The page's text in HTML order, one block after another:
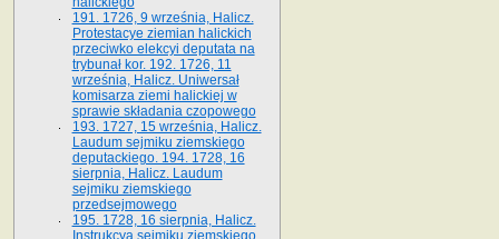
191. 1726, 9 września, Halicz.
Protestacye ziemian halickich
przeciwko elekcyi deputata na
trybunał kor. 192. 1726, 11
września, Halicz. Uniwersał
komisarza ziemi halickiej w
sprawie składania czopowego
193. 1727, 15 września, Halicz.
Laudum sejmiku ziemskiego
deputackiego. 194. 1728, 16
sierpnia, Halicz. Laudum
sejmiku ziemskiego
przedsejmowego
195. 1728, 16 sierpnia, Halicz.
Instrukcya sejmiku ziemskiego